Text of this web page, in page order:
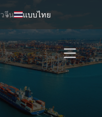
จีน แบบไทย